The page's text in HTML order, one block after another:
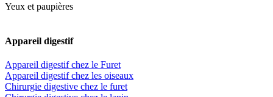
Yeux et paupières
Appareil digestif
Appareil digestif chez le Furet
Appareil digestif chez les oiseaux
Chirurgie digestive chez le furet